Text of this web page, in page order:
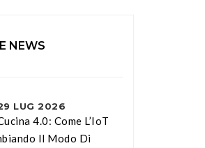
NEWS
LUG 2026
4.0: Come L’IoT
Il Modo Di